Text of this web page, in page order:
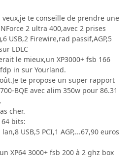
te conseille de prendre une
2 ultra 400,avec 2 prises
USB,2 Firewire,rad passif,AGP,5
LDLC
le mieux,un XP3000+ fsb 166
in sur Yourland.
te propose un super rapport
BQE avec alim 350w pour 86.31
cher.
bits:
USB,5 PCI,1 AGP,...67,90 euros
XP64 3000+ fsb 200 à 2 ghz box